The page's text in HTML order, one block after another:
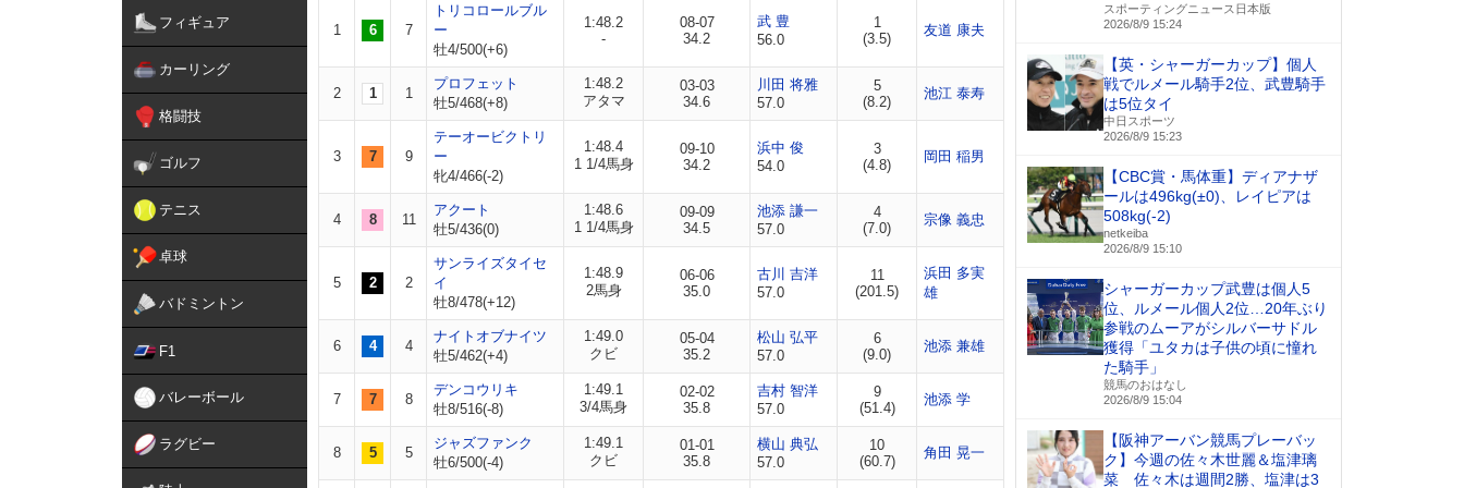
フィギュア
カーリング
格闘技
ゴルフ
テニス
卓球
バドミントン
F1
バレーボール
ラグビー
1 6 7
トリコロールブル
ー
牡4/500(+6)
1:48.2
-
08-07
34.2
武 豊
56.0
1
(3.5)
友道 康夫
2 1 1
プロフェット
牡5/468(+8)
1:48.2
アタマ
03-03
34.6
川田 将雅
57.0
5
(8.2)
池江 泰寿
3 7 9
テーオービクトリ
ー
牝4/466(-2)
1:48.4
1 1/4馬身
09-10
34.2
浜中 俊
54.0
3
(4.8)
岡田 稲男
4 8 11
アクート
牡5/436(0)
1:48.6
1 1/4馬身
09-09
34.5
池添 謙一
57.0
4
(7.0)
宗像 義忠
5 2 2
サンライズタイセ
イ
牡8/478(+12)
1:48.9
2馬身
06-06
35.0
古川 吉洋
57.0
11
(201.5)
浜田 多実
雄
6 4 4
ナイトオブナイツ
牡5/462(+4)
1:49.0
クビ
05-04
35.2
松山 弘平
57.0
6
(9.0)
池添 兼雄
7 7 8
デンコウリキ
牡8/516(-8)
1:49.1
3/4馬身
02-02
35.8
吉村 智洋
57.0
9
(51.4)
池添 学
8 5 5
ジャズファンク
牡6/500(-4)
1:49.1
クビ
01-01
35.8
横山 典弘
57.0
10
(60.7)
角田 晃一
スポーティングニュース日本版
2026/8/9 15:24
【英・シャーガーカップ】個人
戦でルメール騎手2位、武豊騎手
は5位タイ
中日スポーツ
2026/8/9 15:23
【CBC賞・馬体重】ディアナザ
ールは496kg(±0)、レイピアは
508kg(-2)
netkeiba
2026/8/9 15:10
シャーガーカップ武豊は個人5
位、ルメール個人2位…20年ぶり
参戦のムーアがシルバーサドル
獲得「ユタカは子供の頃に憧れ
た騎手」
競馬のおはなし
2026/8/9 15:04
【阪神アーバン競馬プレーバッ
ク】今週の佐々木世麗＆塩津璃
菜 佐々木は週間2勝、塩津は3